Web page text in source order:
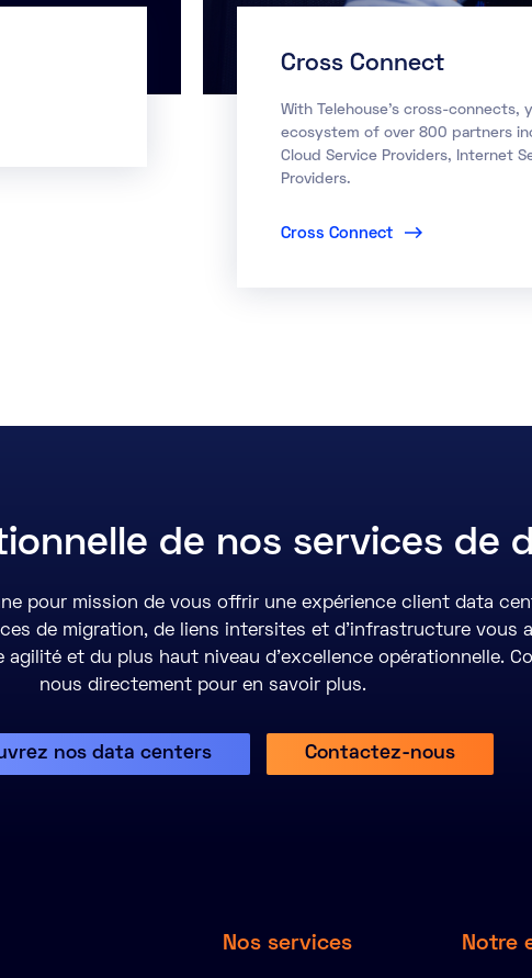
Cross Connect
With Telehouse’s cross-
ecosystem of over 800 partners
Cloud Service Providers, Internet
Providers.
Cross Connect
de nos services de
pour mission de vous offrir une expérience client data
de migration, de liens intersites et d'infrastructure vous
agilité et du plus haut niveau d'excellence opérationnelle.
nous directement pour en savoir plus.
nos data centers Contactez-nous
Nos services Notre